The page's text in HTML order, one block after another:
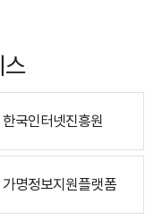
한국인터넷진흥원
가명정보지원플랫폼